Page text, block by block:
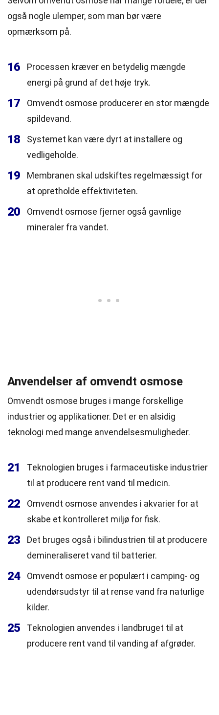
også nogle ulemper, som man bør være
opmærksom på.
16
Processen kræver en betydelig mængde
energi på grund af det høje tryk.
17
Omvendt osmose producerer en stor mængde
spildevand.
18
Systemet kan være dyrt at installere og
vedligeholde.
19
Membranen skal udskiftes regelmæssigt for
at opretholde effektiviteten.
20
Omvendt osmose fjerner også gavnlige
mineraler fra vandet.
Anvendelser af omvendt osmose
Omvendt osmose bruges i mange forskellige
industrier og applikationer. Det er en alsidig
teknologi med mange anvendelsesmuligheder.
21
Teknologien bruges i farmaceutiske industrier
til at producere rent vand til medicin.
22
Omvendt osmose anvendes i akvarier for at
skabe et kontrolleret miljø for fisk.
23
Det bruges også i bilindustrien til at producere
demineraliseret vand til batterier.
24
Omvendt osmose er populært i camping- og
udendørsudstyr til at rense vand fra naturlige
kilder.
25
Teknologien anvendes i landbruget til at
producere rent vand til vanding af afgrøder.